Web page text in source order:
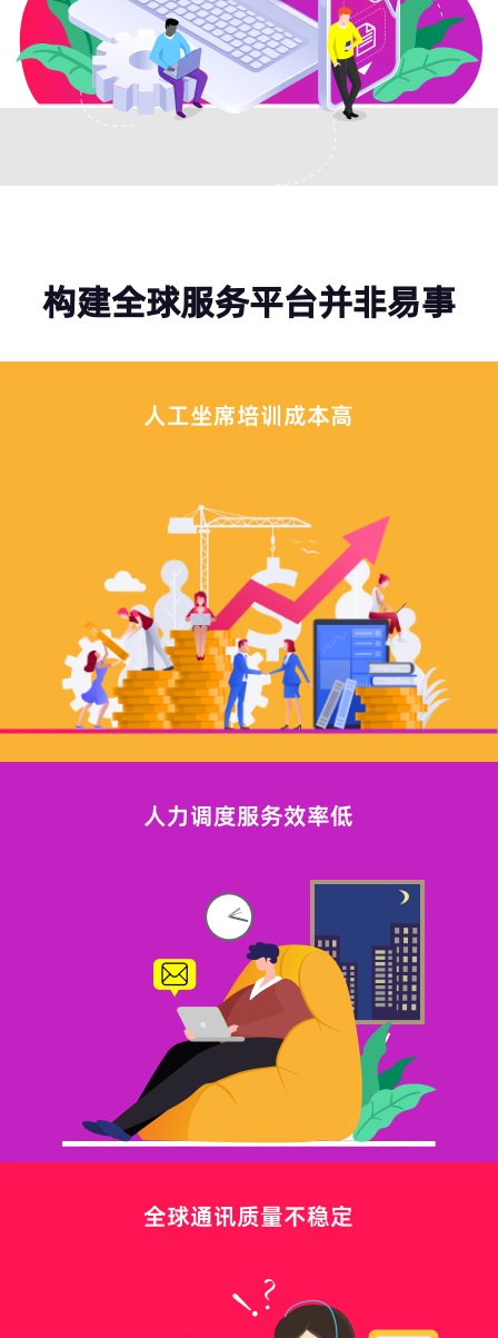
构建全球服务平台并非易事
人工坐席培训成本高
人力调度服务效率低
全球通讯质量不稳定